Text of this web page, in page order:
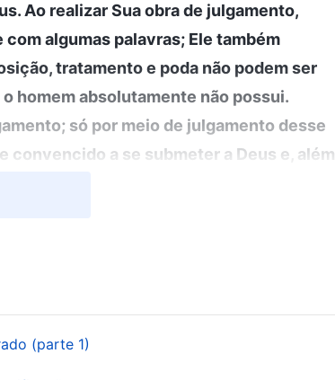
Ao realizar Sua obra de julgamento,
algumas palavras; Ele também
tratamento e poda não podem ser
homem absolutamente não possui.
só por meio de julgamento desse
convencido a se submeter a Deus e, além
Também permite que o
o caminho e a vida de Deus a todos
(parte 1)